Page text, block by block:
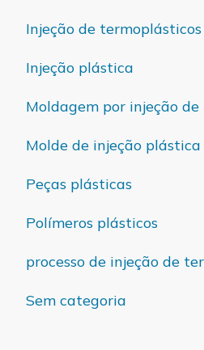
Injeção de termoplásticos
Injeção plástica
Moldagem por injeção
Molde de injeção plástica
Peças plásticas
Polímeros plásticos
processo de injeção de
Sem categoria